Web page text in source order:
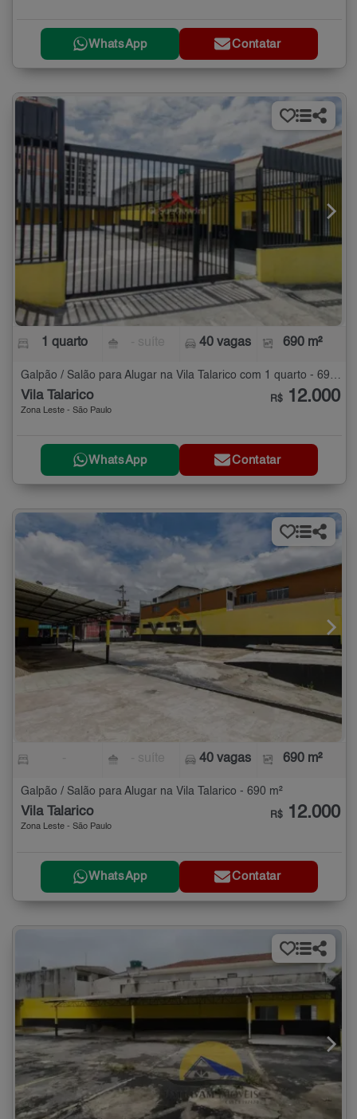
WhatsApp Contatar
1 quarto 40 vagas 690 m²
Galpão / Salão para Alugar na Vila Talarico com 1 quarto - 690 m²
Vila Talarico
Zona Leste - São Paulo
R$ 12.000
WhatsApp Contatar
40 vagas 690 m²
Galpão / Salão para Alugar na Vila Talarico - 690 m²
Vila Talarico
Zona Leste - São Paulo
R$ 12.000
WhatsApp Contatar